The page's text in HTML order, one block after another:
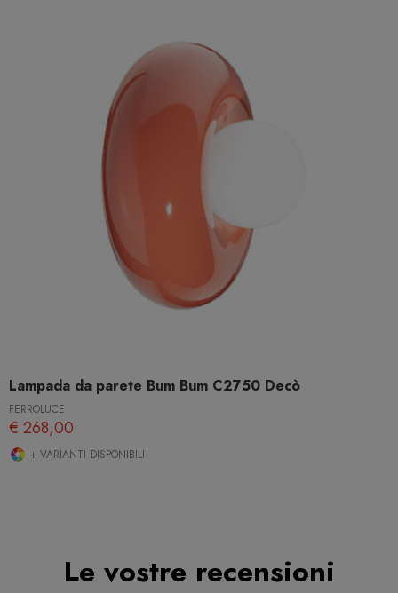
Lampada da parete Bum Bum C2750 Decò
FERROLUCE
€ 268,00
+ VARIANTI DISPONIBILI
Le vostre recensioni